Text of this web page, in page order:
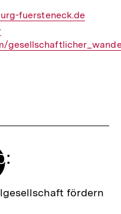
fuersteneck.de
fördern